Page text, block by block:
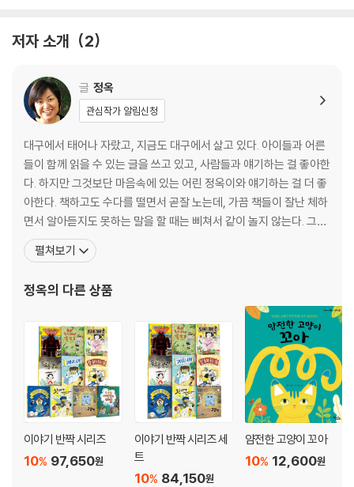
저자 소개 2
글 정옥
관심작가 알림신청
대구에서 태어나 자랐고, 지금도 대구에서 살고 있다. 아이들과 어른
들이 함께 읽을 수 있는 글을 쓰고 있고, 사람들과 얘기하는 걸 좋아한
다. 하지만 그것보단 마음속에 있는 어린 정옥이와 얘기하는 걸 더 좋
아한다. 책하고도 수다를 떨면서 곧잘 노는데, 가끔 책들이 잘난 체하
면서 알아듣지도 못하는 말을 할 때는 삐쳐서 같이 놀지 않는다. 그럴
때마다 동네 강아지들과 나무들과 햇살들이 대신 놀아 줘서 잠시도
심심할 틈은 없다. 재미없이 살면 재미없는 글밖에 못 쓰고, 재미없는
늘 하루도 재미있게 살려고 한다. 친구들과
펼쳐보기
정옥의 다른 상품
이야기 반짝 시리즈
97,650원
10%
이야기 반짝 시리즈 세
트
84,150원
10%
얌전한 고양이 꼬아
12,600원
10%